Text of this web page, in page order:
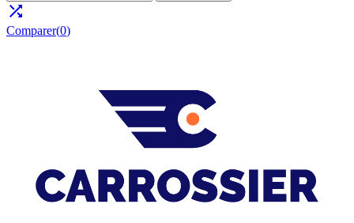

Comparer(0)